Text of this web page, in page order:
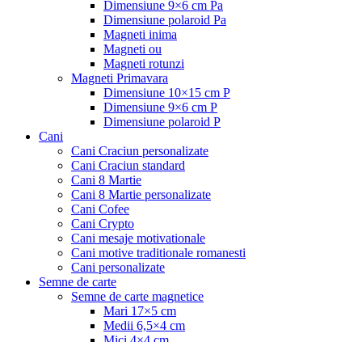
Dimensiune 9×6 cm Pa
Dimensiune polaroid Pa
Magneti inima
Magneti ou
Magneti rotunzi
Magneti Primavara
Dimensiune 10×15 cm P
Dimensiune 9×6 cm P
Dimensiune polaroid P
Cani
Cani Craciun personalizate
Cani Craciun standard
Cani 8 Martie
Cani 8 Martie personalizate
Cani Cofee
Cani Crypto
Cani mesaje motivationale
Cani motive traditionale romanesti
Cani personalizate
Semne de carte
Semne de carte magnetice
Mari 17×5 cm
Medii 6,5×4 cm